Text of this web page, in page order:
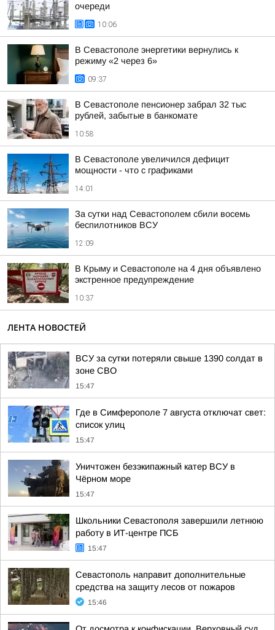
очереди
10:06
В Севастополе энергетики вернулись к
режиму «2 через 6»
09:37
В Севастополе пенсионер забрал 32 тыс
рублей, забытые в банкомате
10:58
В Севастополе увеличился дефицит
мощности - что с графиками
14:01
За сутки над Севастополем сбили восемь
беспилотников ВСУ
12:09
В Крыму и Севастополе на 4 дня объявлено
экстренное предупреждение
10:37
ЛЕНТА НОВОСТЕЙ
ВСУ за сутки потеряли свыше 1390 солдат в
зоне СВО
15:47
Где в Симферополе 7 августа отключат свет:
список улиц
15:47
Уничтожен безэкипажный катер ВСУ в
Чёрном море
15:47
Школьники Севастополя завершили летнюю
работу в ИТ-центре ПСБ
15:47
Севастополь направит дополнительные
средства на защиту лесов от пожаров
15:46